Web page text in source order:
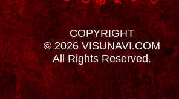
COPYRIGHT
© 2026 VISUNAVI.COM
All Rights Reserved.